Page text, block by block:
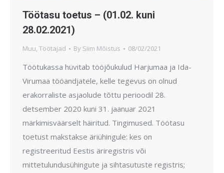
Töötasu toetus – (01.02. kuni
28.02.2021)
Muu, Töötajad By Siim Mõistus 08/02/2021
Töötukassa hüvitab tööjõukulud Harjumaa ja Ida-
Virumaa tööandjatele, kelle tegevus on olnud
erakorraliste asjaolude tõttu perioodil 28.
detsember 2020 kuni 31. jaanuar 2021
märkimisväärselt häiritud. Tingimused. Töötasu
toetust makstakse äriühingule: kes on
registreeritud Eestis äriregistris või
mittetulundusühingute ja sihtasutuste registris;